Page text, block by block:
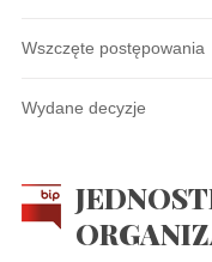
Wszczęte postępowania
Wydane decyzje